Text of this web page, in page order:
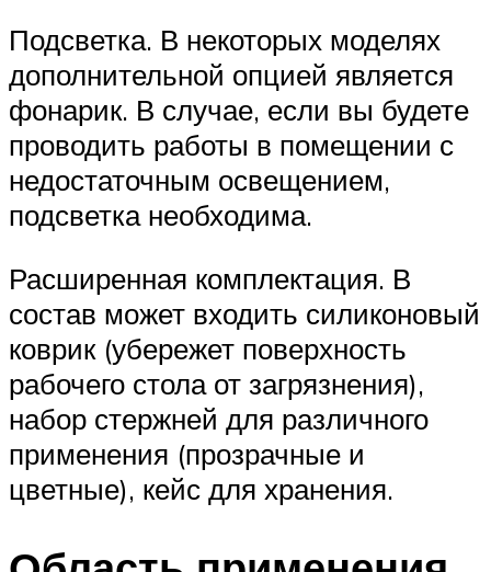
Подсветка. В некоторых моделях
дополнительной опцией является
фонарик. В случае, если вы будете
проводить работы в помещении с
недостаточным освещением,
подсветка необходима.
Расширенная комплектация. В
состав может входить силиконовый
коврик (убережет поверхность
рабочего стола от загрязнения),
набор стержней для различного
применения (прозрачные и
цветные), кейс для хранения.